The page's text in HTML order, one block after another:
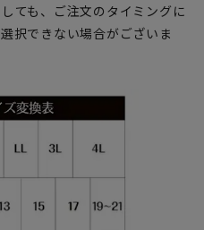
ても、ご注文のタイミングに
択できない場合がございま